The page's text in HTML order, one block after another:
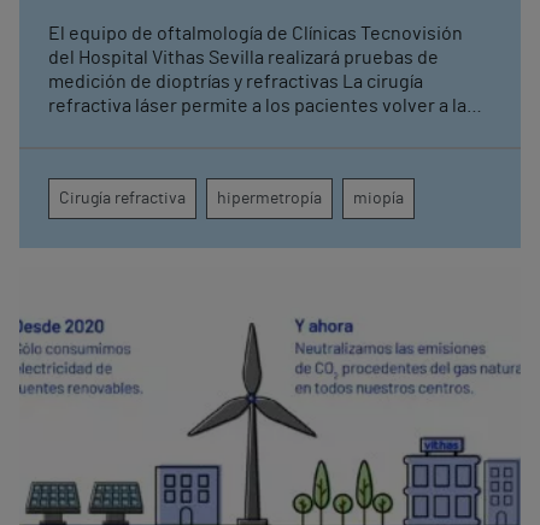
El equipo de oftalmología de Clínicas Tecnovisión
del Hospital Vithas Sevilla realizará pruebas de
medición de dioptrías y refractivas La cirugía
refractiva láser permite a los pacientes volver a la
Cirugía refractiva hipermetropía miopía